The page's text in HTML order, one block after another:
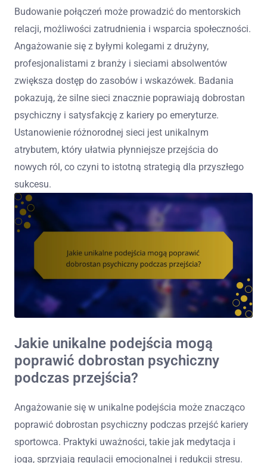
Budowanie połączeń może prowadzić do mentorskich
relacji, możliwości zatrudnienia i wsparcia społeczności.
Angażowanie się z byłymi kolegami z drużyny,
profesjonalistami z branży i sieciami absolwentów
zwiększa dostęp do zasobów i wskazówek. Badania
pokazują, że silne sieci znacznie poprawiają dobrostan
psychiczny i satysfakcję z kariery po emeryturze.
Ustanowienie różnorodnej sieci jest unikalnym
atrybutem, który ułatwia płynniejsze przejścia do
nowych ról, co czyni to istotną strategią dla przyszłego
sukcesu.
Jakie unikalne podejścia mogą
poprawić dobrostan psychiczny
podczas przejścia?
Angażowanie się w unikalne podejścia może znacząco
poprawić dobrostan psychiczny podczas przejść kariery
sportowca. Praktyki uważności, takie jak medytacja i
joga, sprzyjają regulacji emocjonalnej i redukcji stresu.